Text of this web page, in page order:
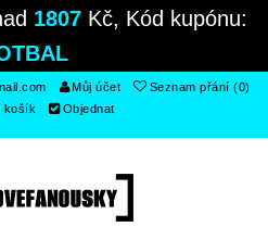
1807 Kč, Kód kupónu:
Můj účet
Seznam přání (0)
košík
Objednat